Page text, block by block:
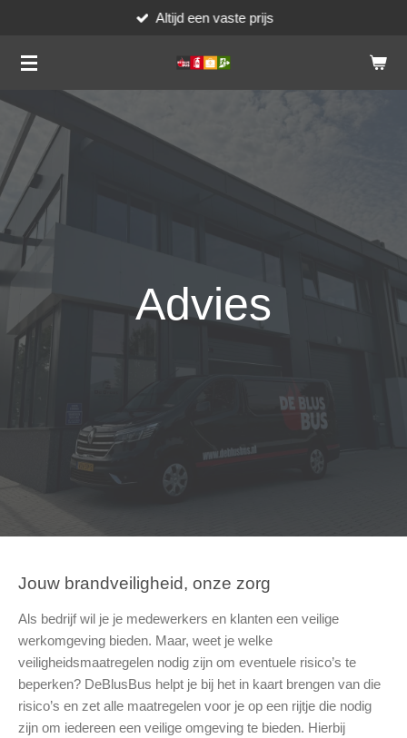
naar
hoofdinhoud
Altijd een vaste prijs
Advies
Jouw brandveiligheid, onze zorg
Als bedrijf wil je je medewerkers en klanten een veilige
werkomgeving bieden. Maar, weet je welke
veiligheidsmaatregelen nodig zijn om eventuele risico’s te
beperken? DeBlusBus helpt je bij het in kaart brengen van die
risico’s en zet alle maatregelen voor je op een rijtje die nodig
zijn om iedereen een veilige omgeving te bieden. Hierbij